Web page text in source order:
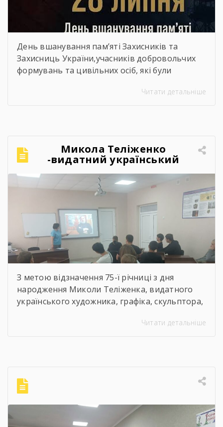
День вшанування пам’яті Захисників та
Захисниць України,учасників добровольчих
формувань та цивільних осіб, які були
Читати детальніше
Микола Теліженко
-видатний український
художник, графік,
скульптор, майстер
декоративно-ужиткового
мистецтва
З метою відзначення 75-ї річниці з дня
народження Миколи Теліженка, видатного
українського художника, графіка, скульптора,
мистецтва, члена Національної спілки
години, під час яких студенти здійснили
віртуальну подорож до музею митця, де
кожен зміг побачити неймовірну
філігранність витинанок, графіки […]
Читати детальніше